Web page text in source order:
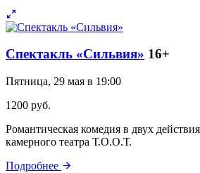
Спектакль «Сильвия» 16+
Пятница, 29 мая в 19:00
1200 руб.
Романтическая комедия в двух
камерного театра Т.О.О.Т.
Подробнее